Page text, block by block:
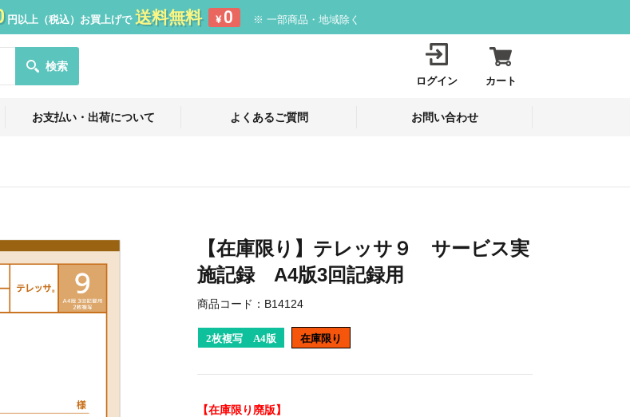
円以上（税込）お買上げで 送料無料 ¥ 0 ※ 一部商品・地域除く
検索
ログイン カート
お支払い・出荷について よくあるご質問 お問い合わせ
【在庫限り】テレッサ９ サービス実
施記録 A4版3回記録用
商品コード： B14124
2枚複写 A4版 在庫限り
【在庫限り廃版】